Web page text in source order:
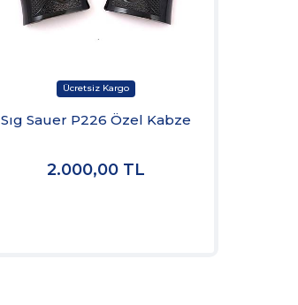
Sıg Sauer P226 Özel Kabze
2.000,00 TL